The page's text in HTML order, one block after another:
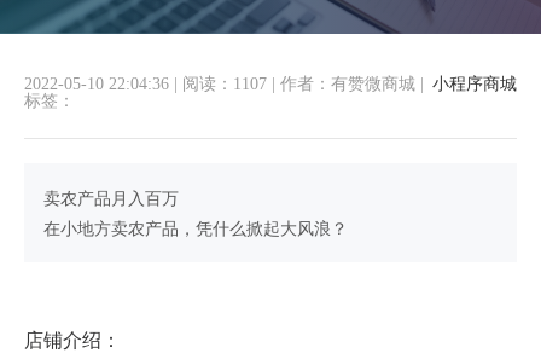
小程序商城
2022-05-10 22:04:36 阅读：1107 作者：有赞微商城
标签：
卖农产品月入百万
在小地方卖农产品，凭什么掀起大风浪？
店铺介绍：